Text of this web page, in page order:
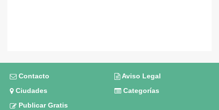
Contacto
Aviso Legal
Ciudades
Categorías
Publicar Gratis